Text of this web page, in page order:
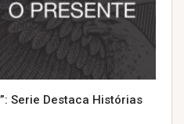
Serie Destaca Histórias